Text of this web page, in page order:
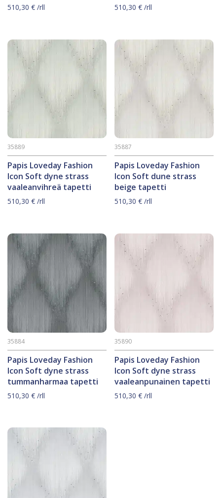
510,30 € /rll 510,30€ /rll
Papis Loveday Fashion
Icon Soft dyne strass
vaaleanvihreä tapetti
35889
510,30 € /rll
Papis Loveday Fashion
Icon Soft dune strass
beige tapetti
35887
510,30€ /rll
Papis Loveday Fashion
Icon Soft dyne strass
tummanharmaa tapetti
35884
510,30 € /rll
Papis Loveday Fashion
Icon Soft dyne strass
vaaleanpunainen tapetti
35890
510,30€ /rll